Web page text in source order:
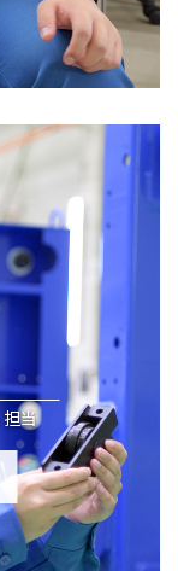
担当